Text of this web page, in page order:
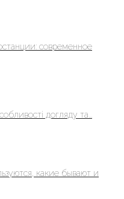
современное
догляду та...
какие бывают и